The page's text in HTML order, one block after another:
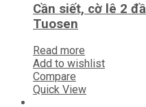
Cần siết, cờ lê 2
Tuosen
Read more
Add to wishlist
Compare
Quick View